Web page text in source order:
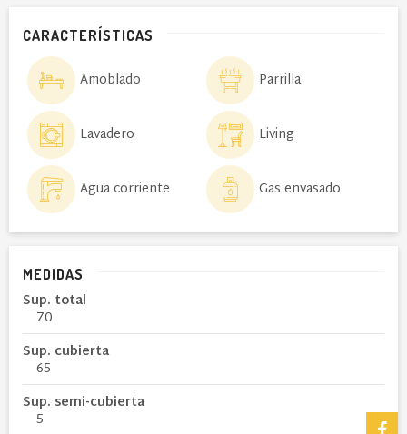
CARACTERÍSTICAS
Amoblado Parrilla
Lavadero Living
Agua corriente Gas envasado
MEDIDAS
Sup. total
70
Sup. cubierta
65
Sup. semi-cubierta
5